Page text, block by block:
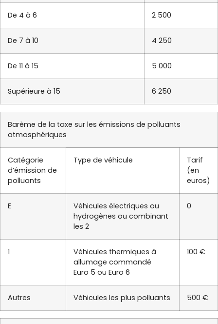
De 4 à 6 2 500
De 7 à 10 4 250
De 11 à 15 5 000
Supérieure à 15 6 250
Barème de la taxe sur les émissions de polluants
atmosphériques
Catégorie
d’émission de
polluants
Type de véhicule
Tarif
(en
euros)
E
Véhicules électriques ou
hydrogènes ou combinant
les 2
0
1
Véhicules thermiques à
allumage commandé
Euro 5 ou Euro 6
100 €
Autres Véhicules les plus polluants 500 €